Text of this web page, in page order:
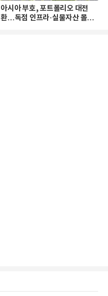
아시아 부호, 포트폴리오 대전
환…독점 인프라·실물자산 몰린